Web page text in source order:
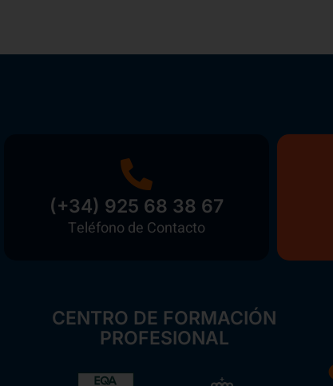
(+34) 925 68 38 67
Teléfono de Contacto
CENTRO DE FORMACIÓN
PROFESIONAL